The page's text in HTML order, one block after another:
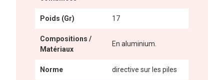
Poids (Gr) 17
Compositions /
Matériaux
En aluminium.
Norme directive sur les piles